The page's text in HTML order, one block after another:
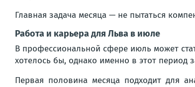
Главная задача месяца — не пытаться
Работа и карьера для Льва в июле
В профессиональной сфере июль может
хотелось бы, однако именно в этот период
Первая половина месяца подходит для